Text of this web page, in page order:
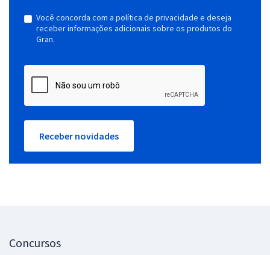
Você concorda com a política de privacidade e deseja
receber informações adicionais sobre os produtos do
Gran.
Receber novidades
Concursos